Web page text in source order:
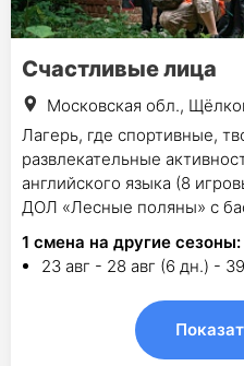
Счастливые лица
Московская обл.,
Лагерь, где спортивные,
развлекательные
английского языка (8
ДОЛ «Лесные поляны» с
1 смена на другие сезоны:
23 авг - 28 авг (6 дн.) -